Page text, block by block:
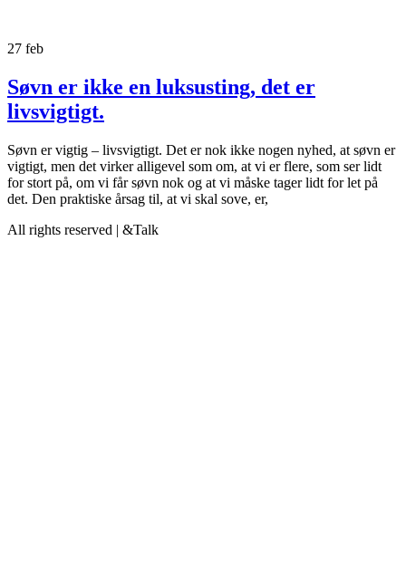
27 feb
Søvn er ikke en luksusting, det er
livsvigtigt.
Søvn er vigtig – livsvigtigt. Det er nok ikke nogen nyhed, at søvn er
vigtigt, men det virker alligevel som om, at vi er flere, som ser lidt
for stort på, om vi får søvn nok og at vi måske tager lidt for let på
det. Den praktiske årsag til, at vi skal sove, er,
All rights reserved | &Talk